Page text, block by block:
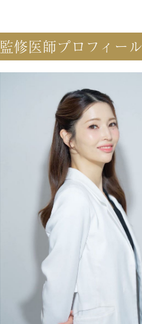
監修医師プロフィール